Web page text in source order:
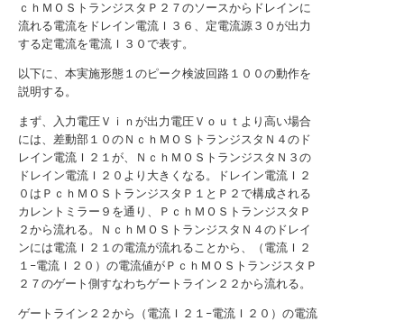
ｃｈＭＯＳトランジスタＰ２７のソースからドレインに
流れる電流をドレイン電流Ｉ３６、定電流源３０が出力
する定電流を電流Ｉ３０で表す。
以下に、本実施形態１のピーク検波回路１００の動作を
説明する。
まず、入力電圧Ｖｉｎが出力電圧Ｖｏｕｔより高い場合
には、差動部１０のＮｃｈＭＯＳトランジスタＮ４のド
レイン電流Ｉ２１が、ＮｃｈＭＯＳトランジスタＮ３の
ドレイン電流Ｉ２０より大きくなる。ドレイン電流Ｉ２
０はＰｃｈＭＯＳトランジスタＰ１とＰ２で構成される
カレントミラー９を通り、ＰｃｈＭＯＳトランジスタＰ
２から流れる。ＮｃｈＭＯＳトランジスタＮ４のドレイ
ンには電流Ｉ２１の電流が流れることから、（電流Ｉ２
１−電流Ｉ２０）の電流値がＰｃｈＭＯＳトランジスタＰ
２７のゲート側すなわちゲートライン２２から流れる。
ゲートライン２２から（電流Ｉ２１−電流Ｉ２０）の電流